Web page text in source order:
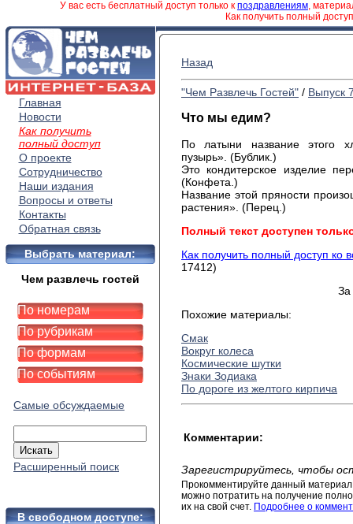
У вас есть бесплатный доступ только к поздравлениям,
Как получить полный
Главная
Новости
Как получить
полный доступ
О проекте
Сотрудничество
Наши издания
Вопросы и ответы
Контакты
Обратная связь
Выбрать материал:
Чем развлечь гостей
По номерам
По рубрикам
По формам
По событиям
Самые обсуждаемые
Расширенный поиск
В свободном доступе:
Назад
"Чем Развлечь Гостей" / Выпуск
Что мы едим?
По латыни название этого
пузырь». (Бублик.)
Это кондитерское изделие
(Конфета.)
Название этой пряности
растения». (Перец.)
Полный текст доступен
Как получить полный доступ ко
17412)
За
Похожие материалы:
Смак
Вокруг колеса
Космические шутки
Знаки Зодиака
По дороге из желтого кирпича
Комментарии:
Зарегистрируйтесь, чтобы
Прокомментируйте данный
можно потратить на получение
их на свой счет. Подробнее о